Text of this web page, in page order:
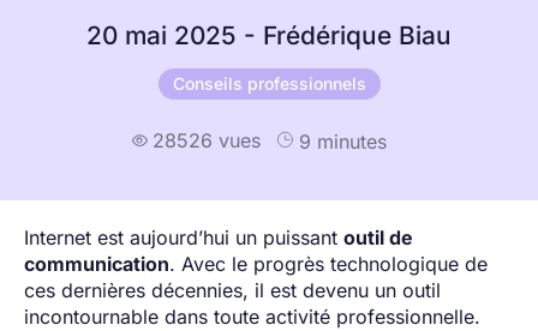
20 mai 2025 - Frédérique Biau
Conseils professionnels
 28526 vues 9 minutes
Internet est aujourd’hui un puissant outil de
communication. Avec le progrès technologique de
ces dernières décennies, il est devenu un outil
incontournable dans toute activité professionnelle.